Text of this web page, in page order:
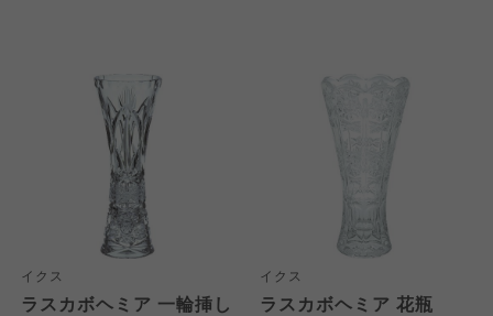
イクス
ラスカボヘミア 一輪挿し
イクス
ラスカボヘミア 花瓶